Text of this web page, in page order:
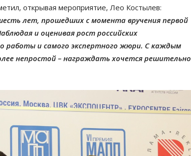
открывая мероприятие, Лео Костылев:
лет, прошедших с момента вручения первой
и оценивая рост российских
работы и самого экспертного жюри. С каждым
непростой – награждать хочется решительно